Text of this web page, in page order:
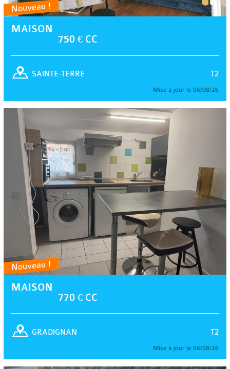
Nouveau !
MAISON
750 € CC
T2
SAINTE-TERRE
Mise à jour le 06/08/26
Nouveau !
MAISON
770 € CC
T2
GRADIGNAN
Mise à jour le 06/08/26